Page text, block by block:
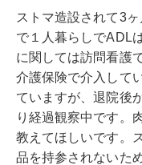
ストマ造設されて3
で１人暮らしでADL
に関しては訪問看護
介護保険で介入して
ていますが、退院後
り経過観察中です。
教えてほしいです。
品を持参されないた